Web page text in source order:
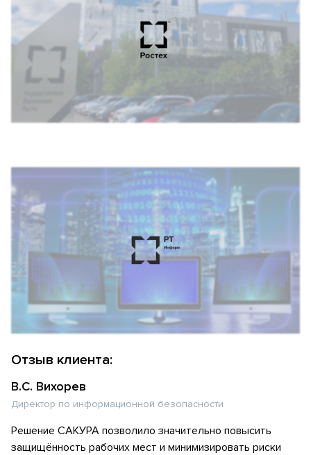
Отзыв клиента:
В.С. Вихорев
Директор по информационной безопасности
Решение САКУРА позволило значительно повысить
защищённость рабочих мест и минимизировать риски